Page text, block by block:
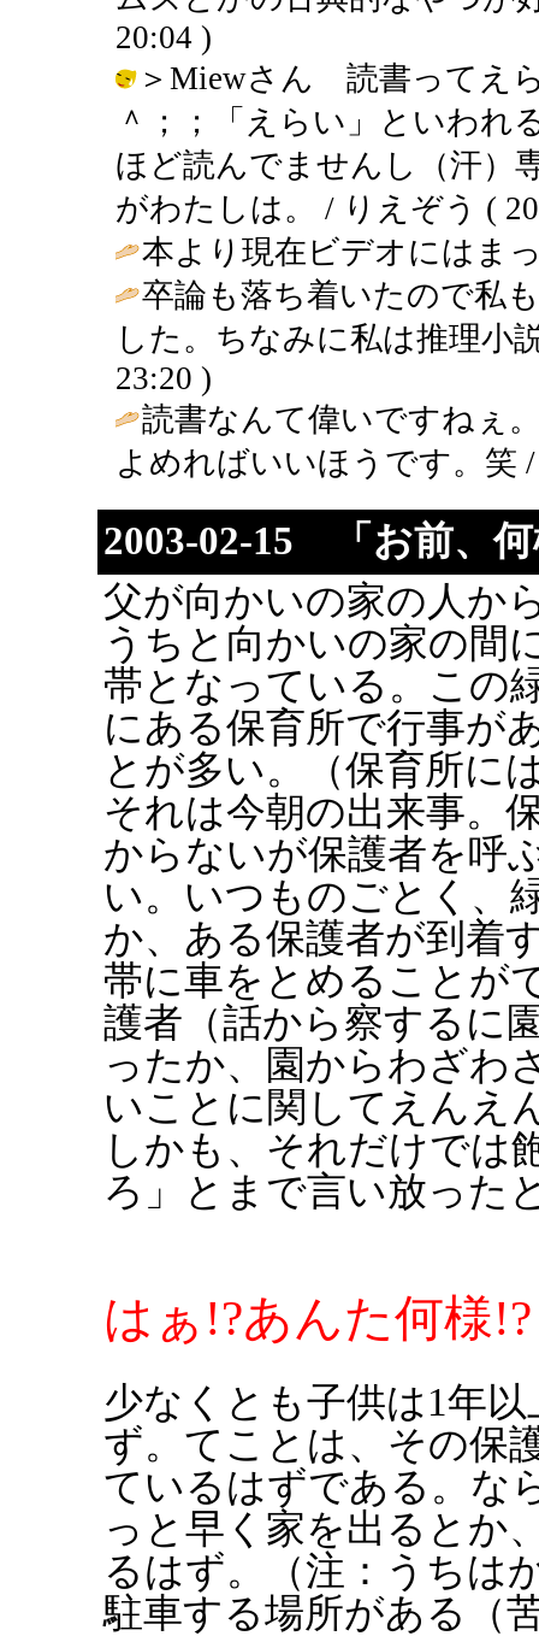
20:04 )
＞Miewさん 読書ってえ
＾；；「えらい」といわれ
ほど読んでませんし（汗）
がわたしは。 / りえぞう (
本より現在ビデオにはま
卒論も落ち着いたので私
した。ちなみに私は推理小
23:20 )
読書なんて偉いですねぇ
よめればいいほうです。笑
2003-02-15 「お前、
父が向かいの家の人か
うちと向かいの家の間
帯となっている。この
にある保育所で行事が
とが多い。（保育所に
それは今朝の出来事。
からないが保護者を呼
い。いつものごとく、
か、ある保護者が到着
帯に車をとめることが
護者（話から察するに
ったか、園からわざわ
いことに関してえんえ
しかも、それだけでは
ろ」とまで言い放った
はぁ!?あんた何様!?
少なくとも子供は1年
ず。てことは、その保
ているはずである。な
っと早く家を出るとか
るはず。（注：うちは
駐車する場所がある（